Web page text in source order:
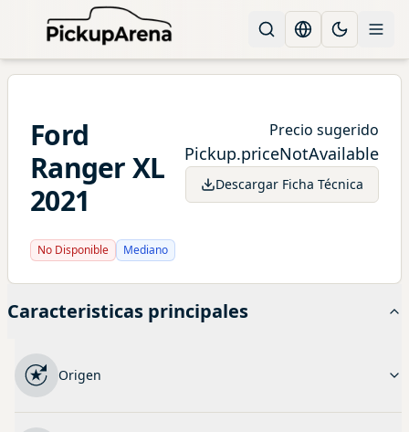
ChangeToggle
Ford
RangerXL
2021
Precio sugerido
Pickup.priceNotAvailable
Descargar Ficha Técnica
No Disponible Mediano
Caracteristicas principales
Origen